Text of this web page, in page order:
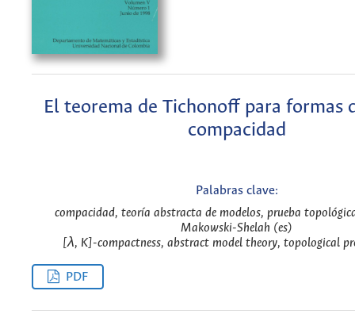
El teorema de Tichonoff para formas
compacidad
Palabras clave:
compacidad, teoría abstracta de modelos, prueba
Makowski-Shelah (es)
[λ, K]-compactness, abstract model theory, topological
PDF